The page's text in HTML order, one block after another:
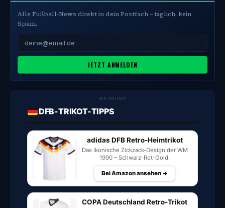
Alle Fußball-News direkt in dein Postfach – täglich, kein
Spam.
JETZT ANMELDEN
WERBUNG
DFB-TRIKOT-TIPPS
adidas DFB Retro-Heimtrikot
Das ikonische Zickzack-Design der WM
1990 – Schwarz-Rot-Gold.
Bei Amazon ansehen →
COPA Deutschland Retro-Trikot